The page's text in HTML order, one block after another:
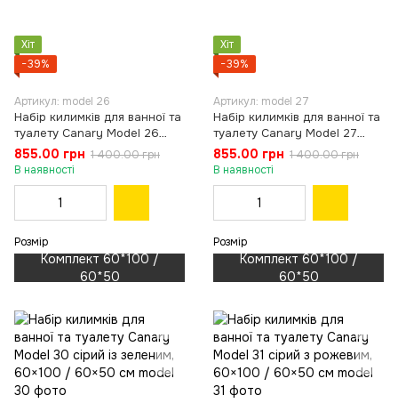
Хіт
−39%
Артикул: model 26
Набір килимків для ванної та
туалету Canary Model 26
сірий з бірюзовим, 60×100 /
60×50 см
855.00 грн 1 400.00 грн
В наявності
Розмір
Комплект 60*100 /
60*50
Хіт
−39%
Артикул: model 27
Набір килимків для ванної та
туалету Canary Model 27
сірий із зеленим, 60×100 /
60×50 см
855.00 грн 1 400.00 грн
В наявності
Розмір
Комплект 60*100 /
60*50